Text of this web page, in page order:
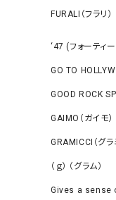
FURALI（フラリ）
‘47 (フォーティ
GO TO
GOOD ROCK
GAIMO（ガイモ）
GRAMICCI（グラ
（ｇ） （グラム）
Gives a sense